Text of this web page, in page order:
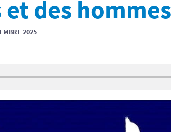
et des hommes
2025